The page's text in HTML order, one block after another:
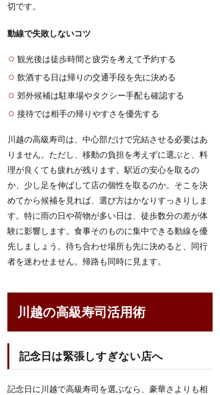
切です。
動線で失敗しないコツ
観光後は徒歩時間と疲労を考えて予約する
飲酒する日は帰りの交通手段を先に決める
郊外候補は駐車場やタクシー手配も確認する
接待では相手の帰りやすさを優先する
川越の高級寿司は、中心部だけで完結させる必要はあ
りません。ただし、移動の負担を考えずに選ぶと、料
理が良くても疲れが残ります。駅近の安心を取るの
か、少し足を伸ばして店の個性を取るのか。そこを決
めてから候補を見れば、選び方はかなりすっきりしま
す。特に雨の日や荷物が多い日は、徒歩数分の差が体
験に影響します。食事そのものに集中できる動線を優
先しましょう。待ち合わせ場所も先に決めると、同行
者を迷わせません。帰路も同時に見ます。
川越の高級寿司活用術
記念日は緊張しすぎない店へ
記念日に川越で高級寿司を選ぶなら、豪華さよりも相